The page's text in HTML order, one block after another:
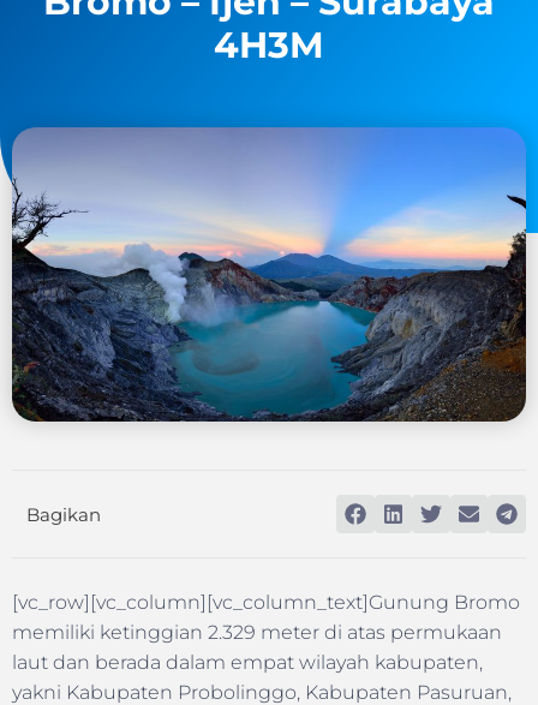
4H3M
Bagikan
[vc_row][vc_column][vc_column_text]Gunung Bromo
memiliki ketinggian 2.329 meter di atas permukaan
laut dan berada dalam empat wilayah kabupaten,
yakni Kabupaten Probolinggo, Kabupaten Pasuruan,